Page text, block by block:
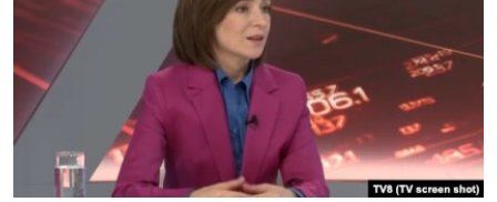
КИТАЙ.ВИКЛИКИ
МУЛЬТИМЕДІА
ФОТО
СПЕЦПРОЄКТИ
ПОДКАСТИ